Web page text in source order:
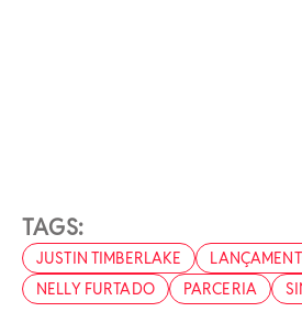
TAGS:
JUSTIN TIMBERLAKE
NELLY FURTADO
PARCERIA